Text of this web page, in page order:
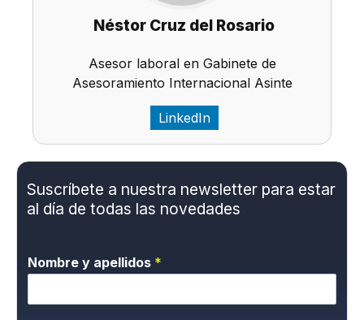
Néstor Cruz del Rosario
Asesor laboral en Gabinete de
Asesoramiento Internacional Asinte
LinkedIn
Suscríbete a nuestra newsletter para estar
al día de todas las novedades
Nombre y apellidos *